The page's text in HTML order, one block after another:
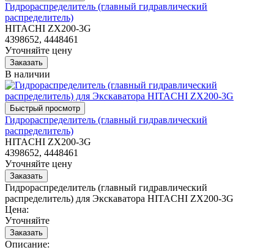
Гидрораспределитель (главный гидравлический
распределитель)
HITACHI ZX200-3G
4398652, 4448461
Уточняйте цену
В наличии
Гидрораспределитель (главный гидравлический
распределитель)
HITACHI ZX200-3G
4398652, 4448461
Уточняйте цену
Гидрораспределитель (главный гидравлический
распределитель) для Экскаватора HITACHI ZX200-3G
Цена:
Уточняйте
Описание: